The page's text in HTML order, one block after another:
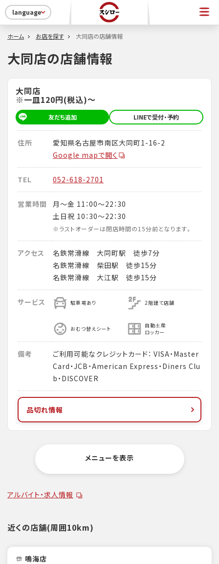
language
ホーム お店を探す 大同店の店舗情報
大同店の店舗情報
大同店
※一皿120円(税込)～
友だち追加 LINEで受付・予約
住所
愛知県名古屋市南区大同町1-16-2
Google mapで開く
TEL 052-618-2701
営業時間
月～金 11：00～22：30
土日祝 10：30～22：30
※ラストオーダーは閉店時間の15分前となります。
アクセス
名鉄常滑線 大同町駅 徒歩7分
名鉄常滑線 柴田駅 徒歩15分
名鉄常滑線 大江駅 徒歩15分
サービス 駐車場あり 2階建て店舗
おむつ替えシート
自動土産
ロッカー
備考
ご利用可能なクレジットカード： VISA・Master
Card・JCB・American Express・Diners Clu
b・DISCOVER
品切れ情報
メニューを表示
アルバイト・求人情報
近くの店舗(周囲10km)
鳴海店